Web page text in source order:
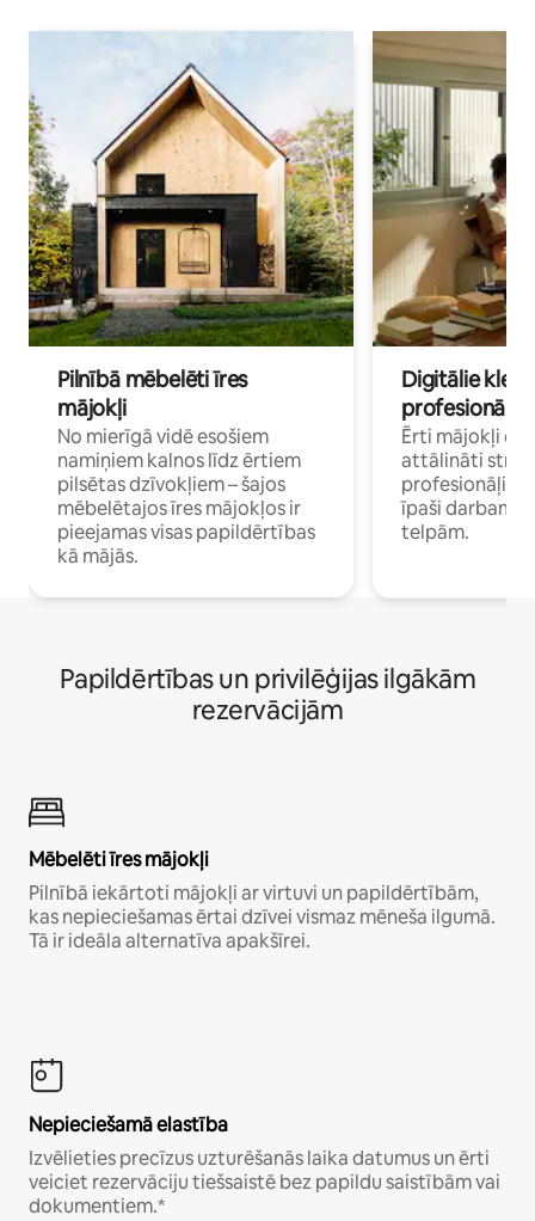
Pilnībā mēbelēti īres
mājokļi
No mierīgā vidē esošiem
namiņiem kalnos līdz ērtiem
pilsētas dzīvokļiem – šajos
mēbelētajos īres mājokļos ir
pieejamas visas papildērtības
kā mājās.
Digitālie
profesionāļi
Ērti mājokļi
attālināti
īpaši darbam
telpām.
Papildērtības un privilēģijas ilgākām
rezervācijām
Mēbelēti īres mājokļi
Pilnībā iekārtoti mājokļi ar virtuvi un papildērtībām,
kas nepieciešamas ērtai dzīvei vismaz mēneša ilgumā.
Tā ir ideāla alternatīva apakšīrei.
Nepieciešamā elastība
Izvēlieties precīzus uzturēšanās laika datumus un ērti
veiciet rezervāciju tiešsaistē bez papildu saistībām vai
dokumentiem.*